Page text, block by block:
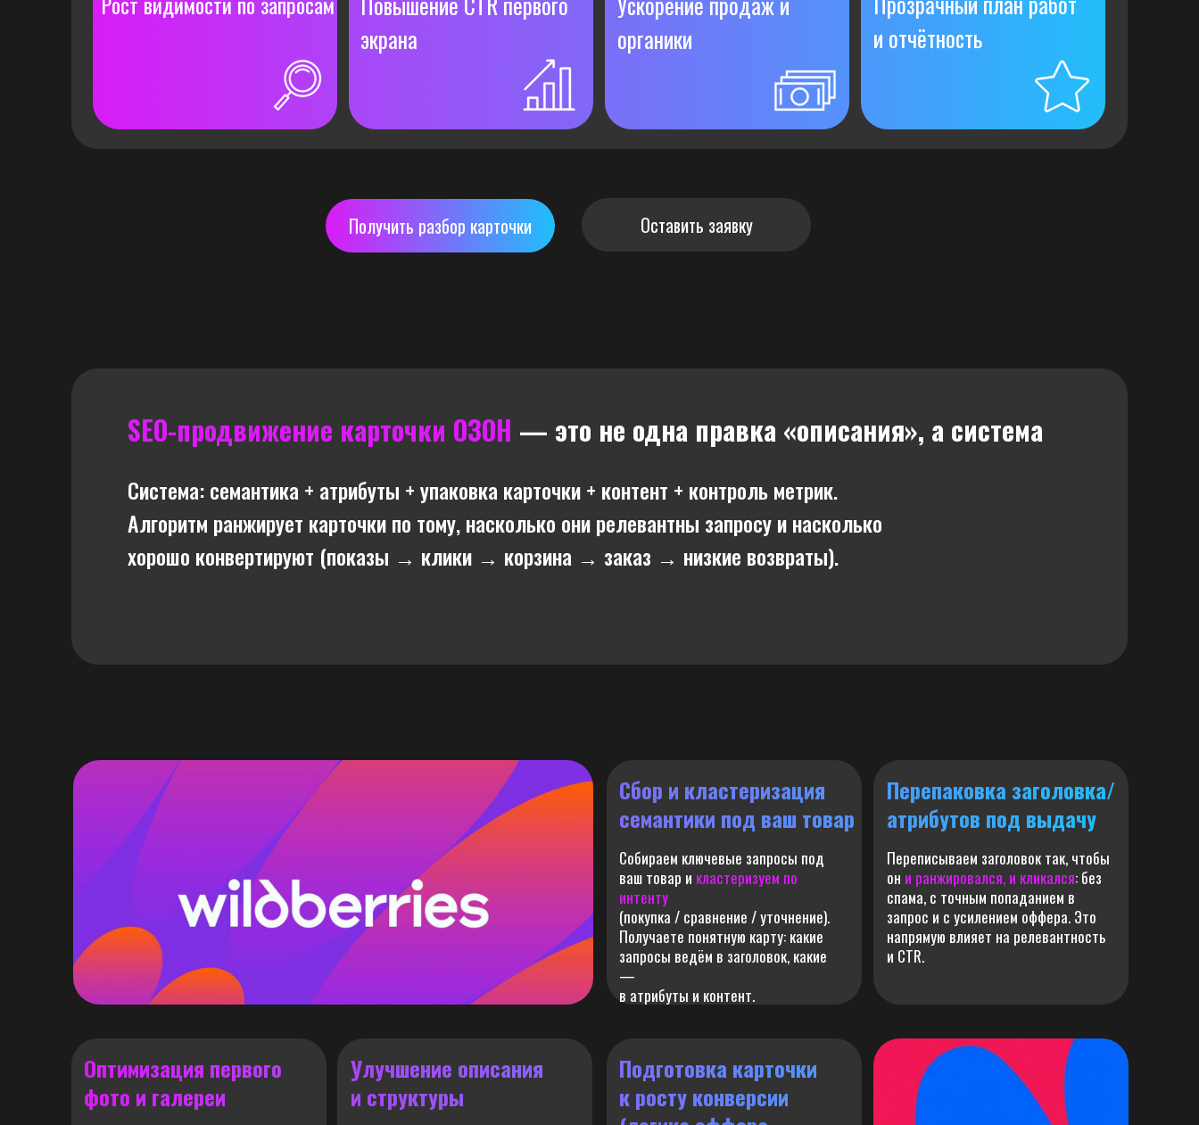
экрана
органики
и отчётность
Получить разбор карточки Оставить заявку
Система: семантика + атрибуты + упаковка карточки + контент + контроль метрик.
Алгоритм ранжирует карточки по тому, насколько они релевантны запросу и насколько
хорошо конвертируют (показы → клики → корзина → заказ → низкие возвраты).
SEO-продвижение карточки ОЗОН — это не одна правка «описания», а система
Сбор и кластеризация
семантики под ваш товар
Собираем ключевые запросы под
ваш товар и кластеризуем по
интенту
(покупка / сравнение / уточнение).
Получаете понятную карту: какие
запросы ведём в заголовок, какие
—
в атрибуты и контент.
Переписываем заголовок так, чтобы
он и ранжировался, и кликался: без
спама, с точным попаданием в
запрос и с усилением оффера. Это
напрямую влияет на релевантность
и CTR.
Перепаковка заголовка/
атрибутов под выдачу
Оптимизация первого
фото и галереи
Улучшение описания
и структуры
Подготовка карточки
к росту конверсии